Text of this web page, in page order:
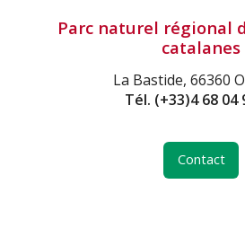
Parc naturel régional
catalanes
La Bastide, 66360
Tél. (+33)4 68 04
Contact